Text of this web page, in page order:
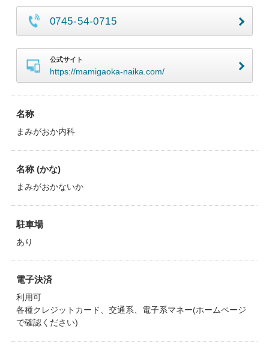
0745-54-0715
公式サイト
https://mamigaoka-naika.com/
名称
まみがおか内科
名称 (かな)
まみがおかないか
駐車場
あり
電子決済
利用可
各種クレジットカード、交通系、電子系マネー(ホームページ
で確認ください)